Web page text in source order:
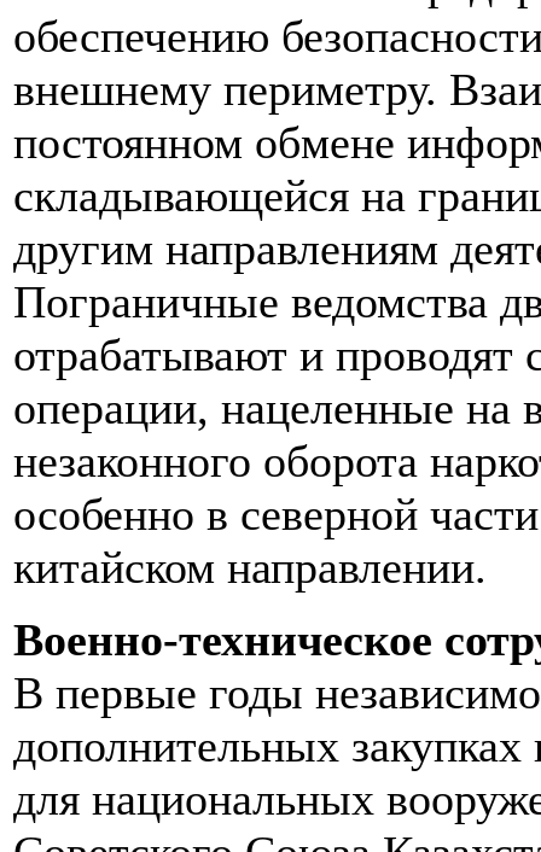
обеспечению
внешнему периметру.
постоянном обмене
складывающейся на
другим направлениям
Пограничные ведомства
отрабатывают и проводят
операции, нацеленные на
незаконного оборота
особенно в северной
китайском направлении.
Военно-техническое
В первые годы
дополнительных
для национальных